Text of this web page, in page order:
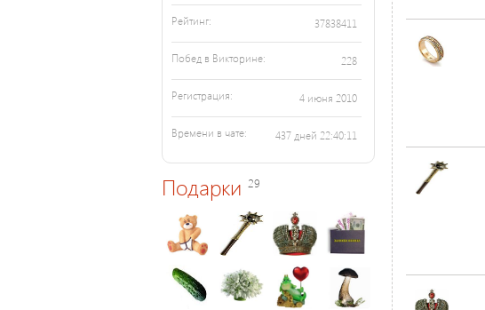
Рейтинг: 37838411
Побед в Викторине: 228
Регистрация: 4 июня 2010
Времени в чате: 437 дней 22:40:11
Подарки 29